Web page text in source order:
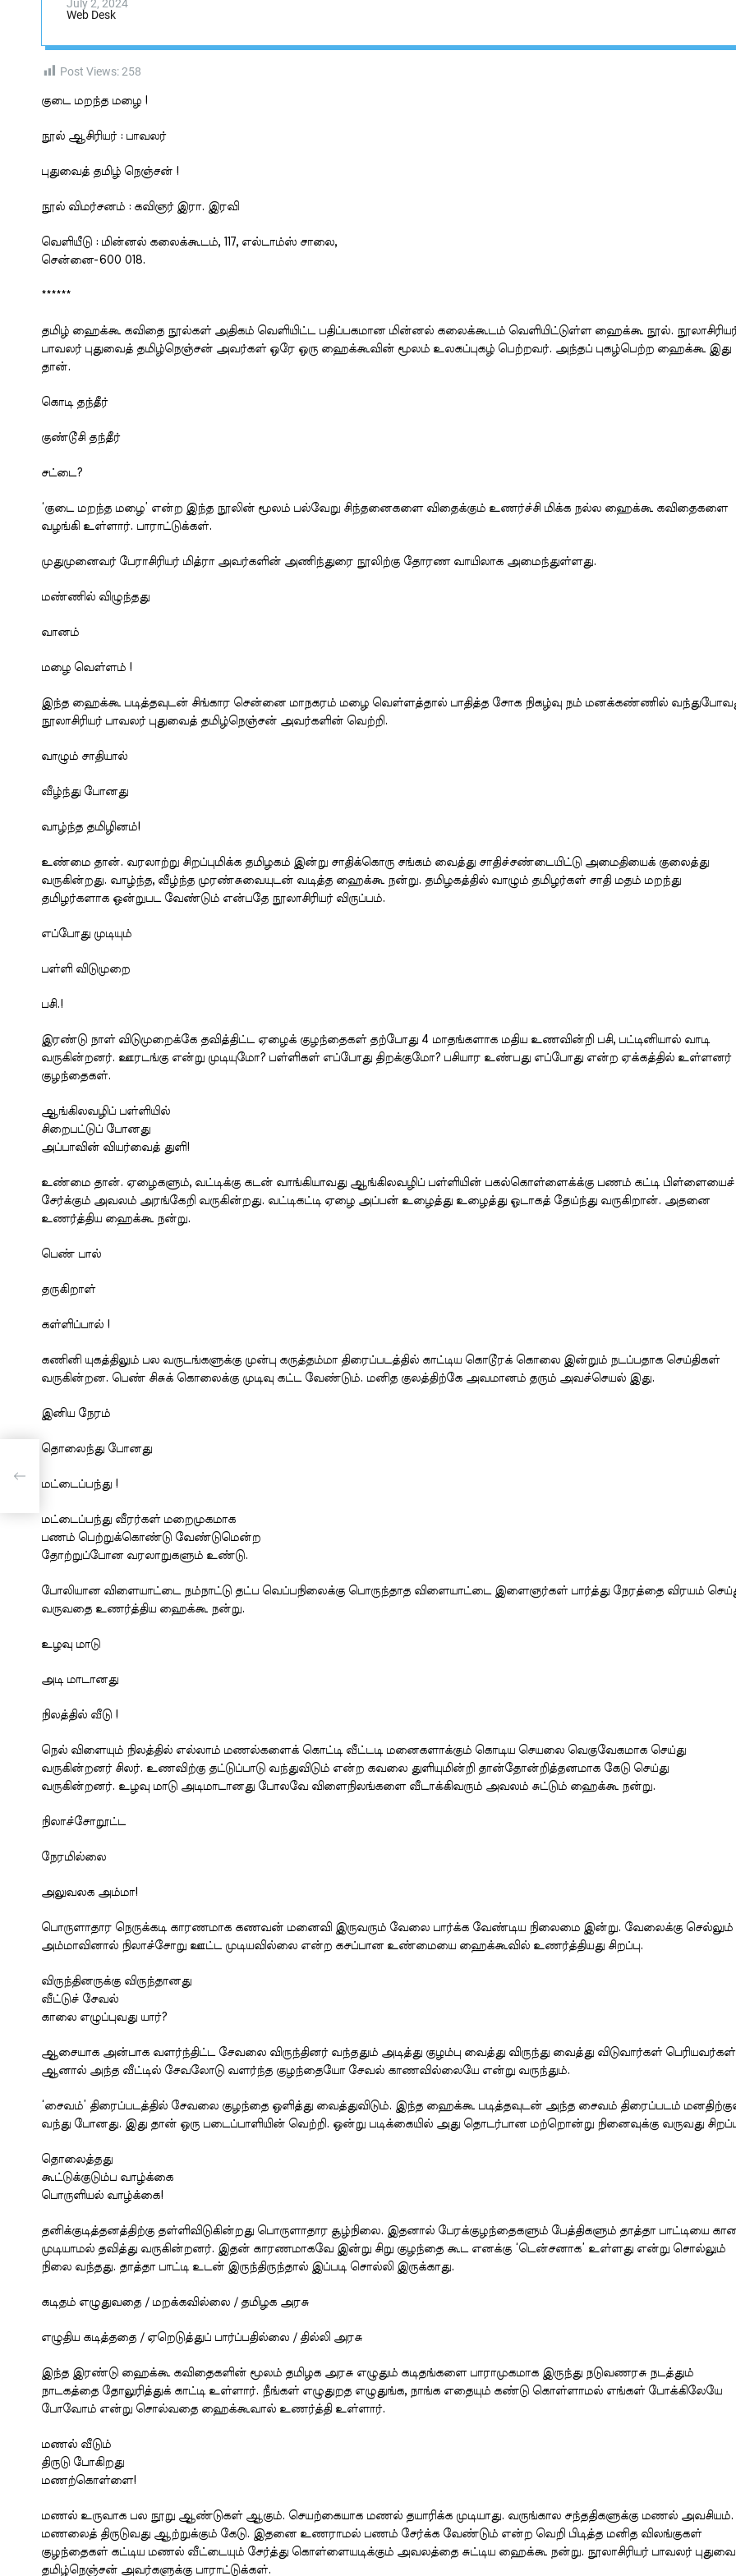
g
a
i
g
t
July 2, 2024
Web Desk
Post Views:258
குடை மறந்த மழை !
நூல் ஆசிரியர் : பாவலர்
புதுவைத் தமிழ் நெஞ்சன் !
நூல் விமர்சனம் : கவிஞர் இரா. இரவி
வெளியீடு : மின்னல் கலைக்கூடம், 117, எல்டாம்ஸ் சாலை,
சென்னை-600 018.
******
தமிழ் ஹைக்கூ கவிதை நூல்கள் அதிகம் வெளியிட்ட பதிப்பகமான மின்னல் கலைக்கூடம் வெளியிட்டுள்ள ஹைக்கூ நூல்.
பாவலர் புதுவைத் தமிழ்நெஞ்சன் அவர்கள் ஒரே ஒரு ஹைக்கூவின் மூலம் உலகப்புகழ் பெற்றவர். அந்தப் புகழ்பெற்ற ஹைக்கூ இது
தான்.
கொடி தந்தீர்
குண்டூசி தந்தீர்
சட்டை?
‘குடை மறந்த மழை’ என்ற இந்த நூலின் மூலம் பல்வேறு சிந்தனைகளை விதைக்கும் உணர்ச்சி மிக்க நல்ல ஹைக்கூ கவிதைகளை
வழங்கி உள்ளார். பாராட்டுக்கள்.
முதுமுனைவர் பேராசிரியர் மித்ரா அவர்களின் அணிந்துரை நூலிற்கு தோரண வாயிலாக அமைந்துள்ளது.
மண்ணில் விழுந்தது
வானம்
மழை வெள்ளம் !
இந்த ஹைக்கூ படித்தவுடன் சிங்கார சென்னை மாநகரம் மழை வெள்ளத்தால் பாதித்த சோக நிகழ்வு நம் மனக்கண்ணில்
நூலாசிரியர் பாவலர் புதுவைத் தமிழ்நெஞ்சன் அவர்களின் வெற்றி.
வாழும் சாதியால்
வீழ்ந்து போனது
வாழ்ந்த தமிழினம்!
உண்மை தான். வரலாற்று சிறப்புமிக்க தமிழகம் இன்று சாதிக்கொரு சங்கம் வைத்து சாதிச்சண்டையிட்டு அமைதியைக் குலைத்து
வருகின்றது. வாழ்ந்த, வீழ்ந்த முரண்சுவையுடன் வடித்த ஹைக்கூ நன்று. தமிழகத்தில் வாழும் தமிழர்கள் சாதி மதம் மறந்து
தமிழர்களாக ஒன்றுபட வேண்டும் என்பதே நூலாசிரியர் விருப்பம்.
எப்போது முடியும்
பள்ளி விடுமுறை
பசி.!
இரண்டு நாள் விடுமுறைக்கே தவித்திட்ட ஏழைக் குழந்தைகள் தற்போது 4 மாதங்களாக மதிய உணவின்றி பசி, பட்டினியால் வாடி
வருகின்றனர். ஊரடங்கு என்று முடியுமோ? பள்ளிகள் எப்போது திறக்குமோ? பசியார உண்பது எப்போது என்ற ஏக்கத்தில் உள்ளனர்
குழந்தைகள்.
ஆங்கிலவழிப் பள்ளியில்
சிறைபட்டுப் போனது
அப்பாவின் வியர்வைத் துளி!
உண்மை தான். ஏழைகளும், வட்டிக்கு கடன் வாங்கியாவது ஆங்கிலவழிப் பள்ளியின் பகல்கொள்ளைக்க்கு பணம் கட்டி பிள்ளையைச்
சேர்க்கும் அவலம் அரங்கேறி வருகின்றது. வட்டிகட்டி ஏழை அப்பன் உழைத்து உழைத்து ஓடாகத் தேய்ந்து வருகிறான். அதனை
உணர்த்திய ஹைக்கூ நன்று.
பெண் பால்
தருகிறாள்
கள்ளிப்பால் !
கணினி யுகத்திலும் பல வருடங்களுக்கு முன்பு கருத்தம்மா திரைப்படத்தில் காட்டிய கொடூரக் கொலை இன்றும் நடப்பதாக செய்திகள்
வருகின்றன. பெண் சிசுக் கொலைக்கு முடிவு கட்ட வேண்டும். மனித குலத்திற்கே அவமானம் தரும் அவச்செயல் இது.
இனிய நேரம்
தொலைந்து போனது
மட்டைப்பந்து !
மட்டைப்பந்து வீரர்கள் மறைமுகமாக
பணம் பெற்றுக்கொண்டு வேண்டுமென்ற
தோற்றுப்போன வரலாறுகளும் உண்டு.
போலியான விளையாட்டை நம்நாட்டு தட்ப வெப்பநிலைக்கு பொருந்தாத விளையாட்டை இளைஞர்கள் பார்த்து நேரத்தை விரயம்
வருவதை உணர்த்திய ஹைக்கூ நன்று.
உழவு மாடு
அடி மாடானது
நிலத்தில் வீடு !
நெல் விளையும் நிலத்தில் எல்லாம் மணல்களைக் கொட்டி வீட்டடி மனைகளாக்கும் கொடிய செயலை வெகுவேகமாக செய்து
வருகின்றனர் சிலர். உணவிற்கு தட்டுப்பாடு வந்துவிடும் என்ற கவலை துளியுமின்றி தான்தோன்றித்தனமாக கேடு செய்து
வருகின்றனர். உழவு மாடு அடிமாடானது போலவே விளைநிலங்களை வீடாக்கிவரும் அவலம் சுட்டும் ஹைக்கூ நன்று.
நிலாச்சோறூட்ட
நேரமில்லை
அலுவலக அம்மா!
பொருளாதார நெருக்கடி காரணமாக கணவன் மனைவி இருவரும் வேலை பார்க்க வேண்டிய நிலைமை இன்று. வேலைக்கு செல்லும்
அம்மாவினால் நிலாச்சோறு ஊட்ட முடியவில்லை என்ற கசப்பான உண்மையை ஹைக்கூவில் உணர்த்தியது சிறப்பு.
விருந்தினருக்கு விருந்தானது
வீட்டுச் சேவல்
காலை எழுப்புவது யார்?
ஆசையாக அன்பாக வளர்ந்திட்ட சேவலை விருந்தினர் வந்ததும் அடித்து குழம்பு வைத்து விருந்து வைத்து விடுவார்கள்
ஆனால் அந்த வீட்டில் சேவலோடு வளர்ந்த குழந்தையோ சேவல் காணவில்லையே என்று வருந்தும்.
‘சைவம்’ திரைப்படத்தில் சேவலை குழந்தை ஒளித்து வைத்துவிடும். இந்த ஹைக்கூ படித்தவுடன் அந்த சைவம் திரைப்படம்
வந்து போனது. இது தான் ஒரு படைப்பாளியின் வெற்றி. ஒன்று படிக்கையில் அது தொடர்பான மற்றொன்று நினைவுக்கு வருவது
தொலைத்தது
கூட்டுக்குடும்ப வாழ்க்கை
பொருளியல் வாழ்க்கை!
தனிக்குடித்தனத்திற்கு தள்ளிவிடுகின்றது பொருளாதார சூழ்நிலை. இதனால் பேரக்குழந்தைகளும் பேத்திகளும் தாத்தா பாட்டியை
முடியாமல் தவித்து வருகின்றனர். இதன் காரணமாகவே இன்று சிறு குழந்தை கூட எனக்கு ‘டென்சனாக’ உள்ளது என்று சொல்லும்
நிலை வந்தது. தாத்தா பாட்டி உடன் இருந்திருந்தால் இப்படி சொல்லி இருக்காது.
கடிதம் எழுதுவதை / மறக்கவில்லை / தமிழக அரசு
எழுதிய கடித்ததை / ஏறெடுத்துப் பார்ப்பதில்லை / தில்லி அரசு
இந்த இரண்டு ஹைக்கூ கவிதைகளின் மூலம் தமிழக அரசு எழுதும் கடிதங்களை பாராமுகமாக இருந்து நடுவணரசு நடத்தும்
நாடகத்தை தோலுரித்துக் காட்டி உள்ளார். நீங்கள் எழுதுறத எழுதுங்க, நாங்க எதையும் கண்டு கொள்ளாமல் எங்கள் போக்கிலேயே
போவோம் என்று சொல்வதை ஹைக்கூவால் உணர்த்தி உள்ளார்.
மணல் வீடும்
திருடு போகிறது
மணற்கொள்ளை!
மணல் உருவாக பல நூறு ஆண்டுகள் ஆகும். செயற்கையாக மணல் தயாரிக்க முடியாது. வருங்கால சந்ததிகளுக்கு மணல் அவசியம்.
மணலைத் திருடுவது ஆற்றுக்கும் கேடு. இதனை உணராமல் பணம் சேர்க்க வேண்டும் என்ற வெறி பிடித்த மனித விலங்குகள்
குழந்தைகள் கட்டிய மணல் வீட்டையும் சேர்த்து கொள்ளையடிக்கும் அவலத்தை சுட்டிய ஹைக்கூ நன்று. நூலாசிரியர் பாவலர்
தமிழ்நெஞ்சன் அவர்களுக்கு பாராட்டுக்கள்.